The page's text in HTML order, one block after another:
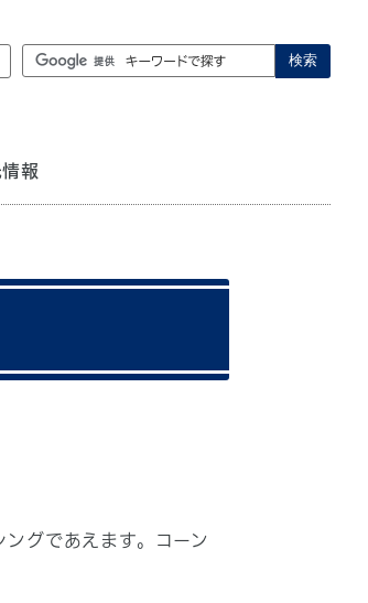
検索
報
グであえます。コーン